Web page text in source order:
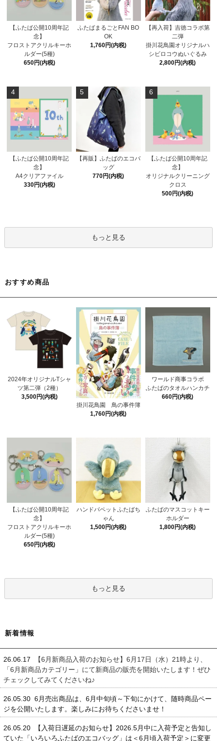
【ふたば公開10周年記
念】
フロストアクリルキーホ
ルダー(5種)
650円(内税)
ふたばまるごとFAN BO
OK
1,760円(内税)
【再入荷】吉徳コラボ第
二弾
掛川花鳥園オリジナルハ
シビロコウぬいぐるみ
2,800円(内税)
4
【ふたば公開10周年記
念】
A4クリアファイル
330円(内税)
5
【再販】ふたばのエコバ
ッグ
770円(内税)
6
【ふたば公開10周年記
念】
オリジナルクリーニング
クロス
500円(内税)
もっと見る
おすすめ商品
2024年オリジナルTシャ
ツ第二弾（2種）
3,500円(内税)
掛川花鳥園 鳥の事件簿
1,760円(内税)
ワールド商事コラボ
ふたばのタオルハンカチ
660円(内税)
【ふたば公開10周年記
念】
フロストアクリルキーホ
ルダー(5種)
650円(内税)
ハンドパペットふたばち
ゃん
1,500円(内税)
ふたばのマスコットキー
ホルダー
1,800円(内税)
もっと見る
新着情報
26.06.17
【6月新商品入荷のお知らせ】6月17日（水）21時より、
「6月新商品カテゴリー」にて新商品の販売を開始いたします！ぜひ
チェックしてみてくださいね♪
26.05.30 6月売出商品は、6月中旬頃～下旬にかけて、随時商品ペー
ジを公開いたします。楽しみにお待ちくださいませ！
26.05.20 【入荷日遅延のお知らせ】2026.5月中に入荷予定と告知し
ていた「いろいろふたばのエコバッグ」は＜6月頃入荷予定＞に変更